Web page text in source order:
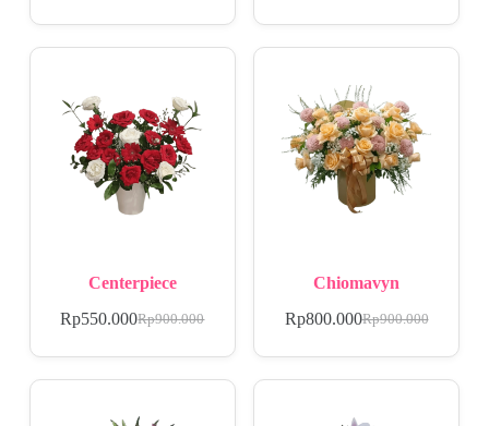
Centerpiece
Rp900.000
Rp550.000
Chiomavyn
Rp900.000
Rp800.000